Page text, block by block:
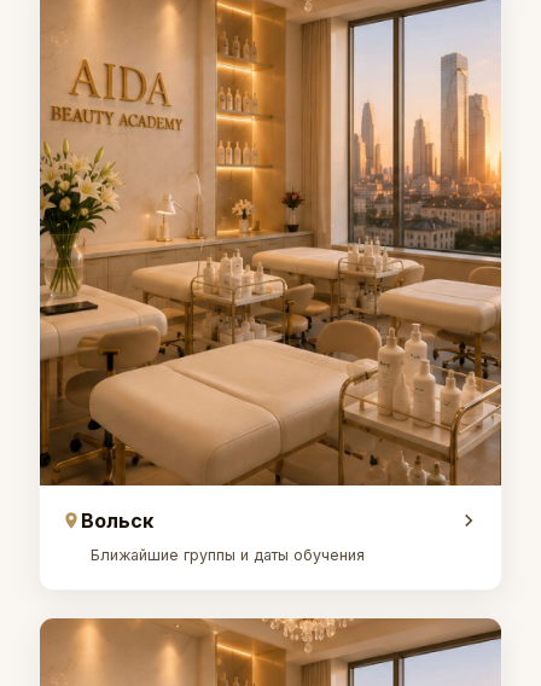
Вольск
Ближайшие группы и даты обучения